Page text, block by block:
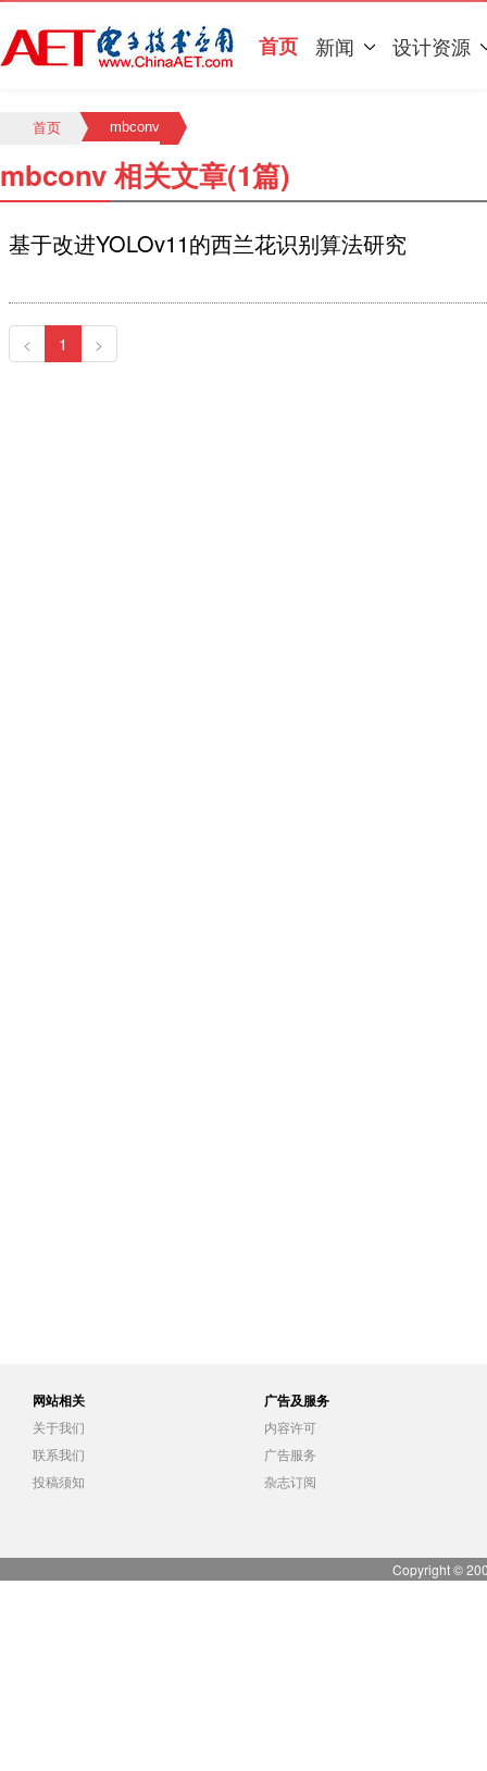
首页 新闻 设计资源
首页 mbconv
mbconv 相关文章(1篇)
基于改进YOLOv11的西兰花识别算法研究
< 1 >
网站相关
关于我们
联系我们
投稿须知
广告及服务
内容许可
广告服务
杂志订阅
Copyright ©